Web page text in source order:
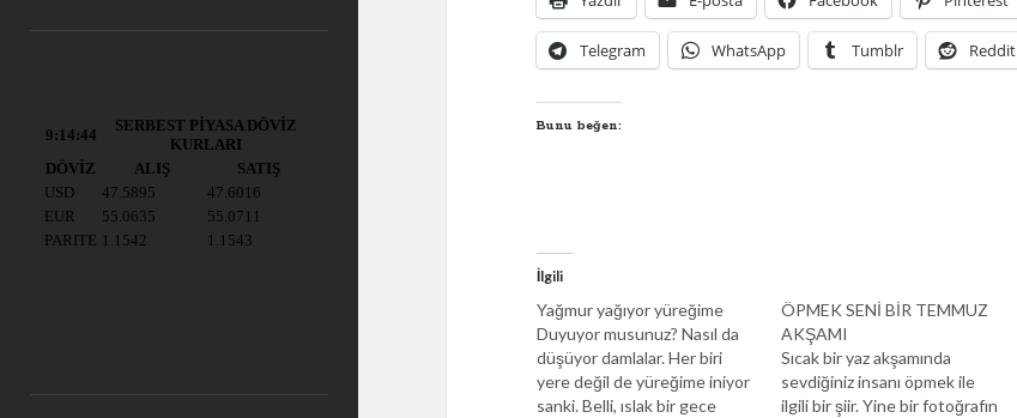
Telegram WhatsApp Tumblr Reddit
Bunu beğen:
İlgili
Yağmur yağıyor yüreğime
Duyuyor musunuz? Nasıl da
düşüyor damlalar. Her biri
yere değil de yüreğime iniyor
sanki. Belli, ıslak bir gece
ÖPMEK SENİ BİR TEMMUZ
AKŞAMI
Sıcak bir yaz akşamında
sevdiğiniz insanı öpmek ile
ilgili bir şiir. Yine bir fotoğrafın